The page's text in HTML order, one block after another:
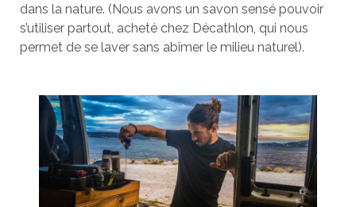
dans la nature. (Nous avons un savon sensé pouvoir
s’utiliser partout, acheté chez Décathlon, qui nous
permet de se laver sans abîmer le milieu naturel).